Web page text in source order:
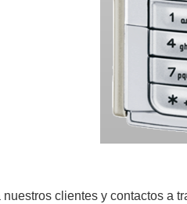
clientes y contactos a